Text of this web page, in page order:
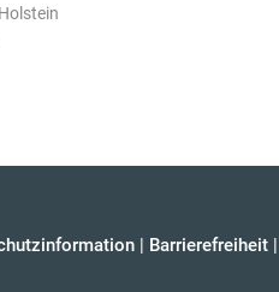
| Barrierefreiheit |